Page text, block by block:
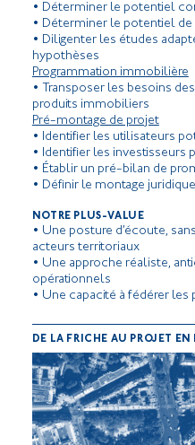
• Déterminer le potentiel
• Déterminer le potentiel
• Diligenter les études
hypothèses
Programmation immobilière
• Transposer les besoins
produits immobiliers
Pré-montage de projet
• Identifier les utilisateurs
• Identifier les investisseurs
• Établir un pré-bilan de
• Définir le montage
NOTRE PLUS-VALUE
• Une posture d’écoute,
acteurs territoriaux
• Une approche réaliste,
opérationnels
• Une capacité à fédérer
DE LA FRICHE AU PROJET EN